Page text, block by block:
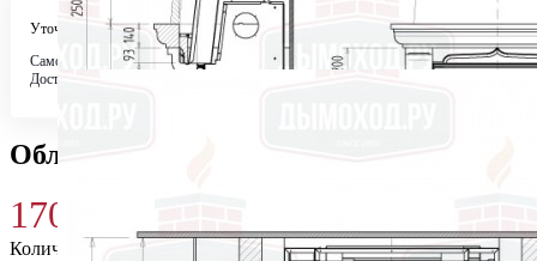
Уточняйте у менеджера
Самовывоз
Бесплатно в 4 магазинах
Доставка по городу
Облицовка FLEURAC 2 dore (Supra)
170 400
Количество